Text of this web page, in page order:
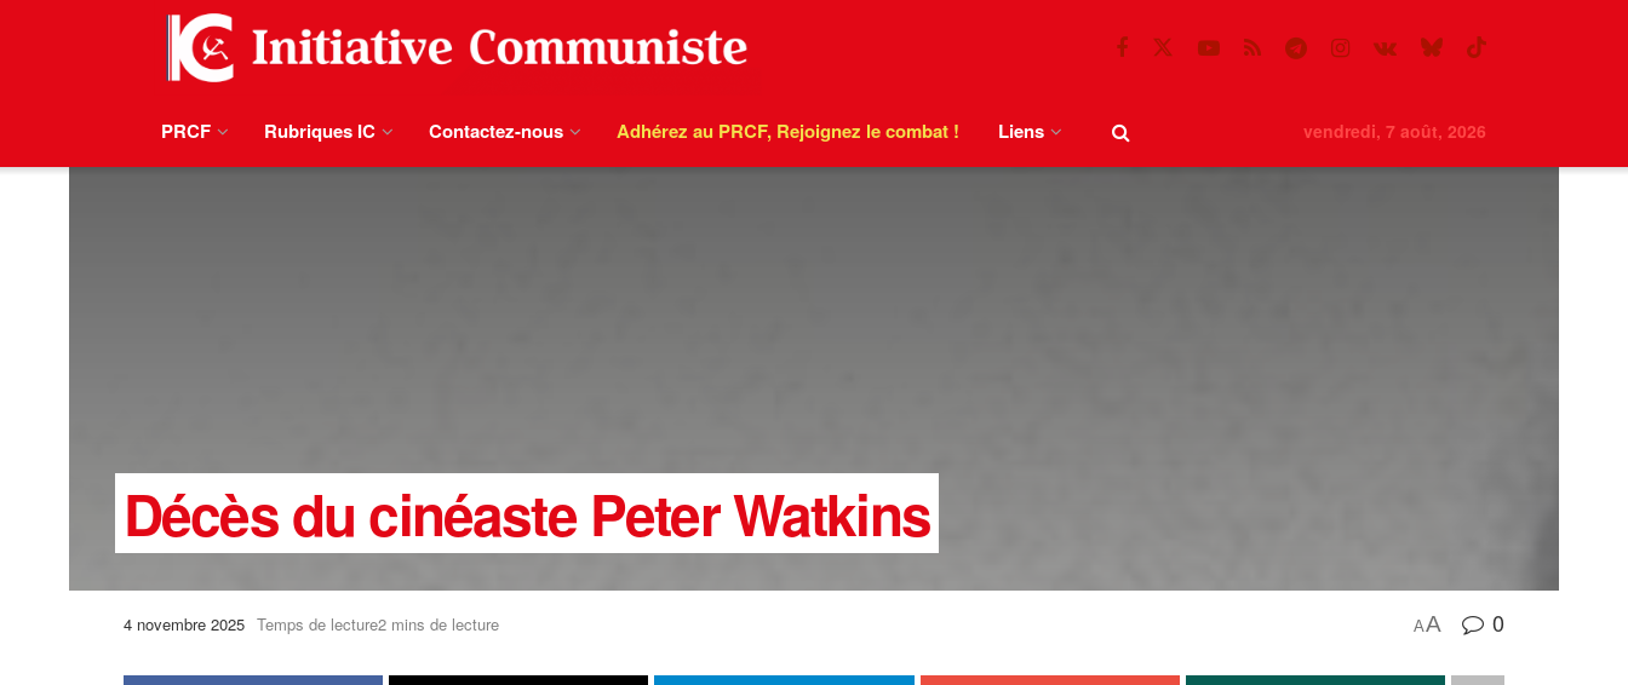
PRCF Rubriques IC Contactez-nous Adhérez au PRCF, Rejoignez le combat ! Liens vendredi, 7 août, 2026
Décès du cinéaste Peter Watkins
4 novembre 2025 Temps de lecture2 mins de lecture AA 0